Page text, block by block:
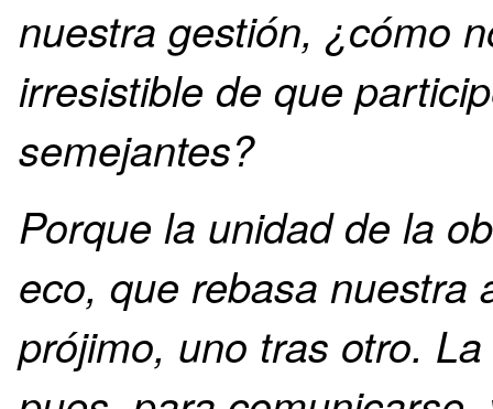
nuestra gestión, ¿cómo
irresistible de que
semejantes?
Porque la unidad de la
eco, que rebasa nuestra
prójimo, uno tras otro.